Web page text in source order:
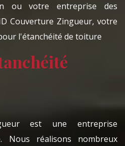
ou votre entreprise des
Couverture Zingueur, votre
l'étanchéité de toiture
est une entreprise
Nous réalisons nombreux